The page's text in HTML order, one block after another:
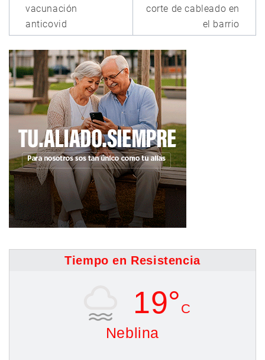
vacunación
anticovid
corte de cableado en
el barrio
Tiempo en Resistencia
19° C
Neblina